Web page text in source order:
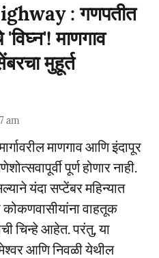
: गणपतीत
माणगाव
मुहूर्त
am
माणगाव आणि इंदापूर
पूर्ण होणार नाही.
यंदा सप्टेंबर महिन्यात
कोकणवासीयांना वाहतूक
चिन्हे आहेत. परंतु, या
आणि निवळी येथील